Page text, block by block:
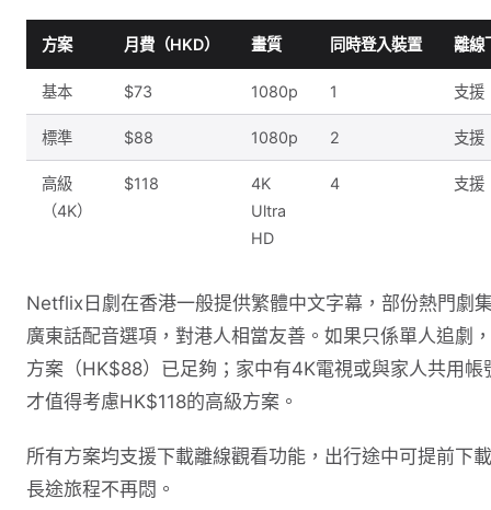
方案 月費（HKD） 畫質 同時登入裝置 離線
基本 $73 1080p 1 支援
標準 $88 1080p 2 支援
高級
（4K）
$118
4K
Ultra
HD
4 支援
Netflix日劇在香港一般提供繁體中文字幕，部份熱門劇
廣東話配音選項，對港人相當友善。如果只係單人追劇
方案（HK$88）已足夠；家中有4K電視或與家人共用帳
才值得考慮HK$118的高級方案。
所有方案均支援下載離線觀看功能，出行途中可提前下
長途旅程不再悶。